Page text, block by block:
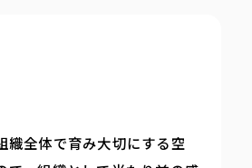
織全体で育み大切にする空